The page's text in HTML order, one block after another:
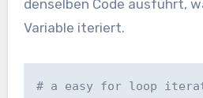
denselben Code ausführt,
Variable iteriert.
# a easy for loop